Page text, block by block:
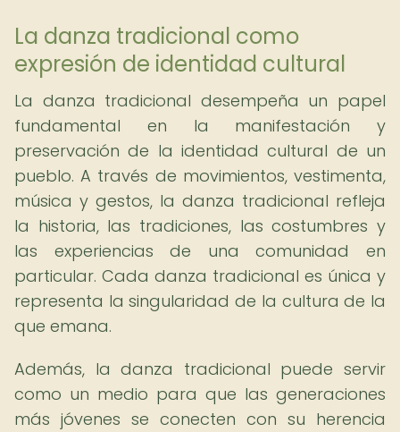
La danza tradicional como
expresión de identidad cultural
La danza tradicional desempeña un papel
fundamental en la manifestación y
preservación de la identidad cultural de un
pueblo. A través de movimientos, vestimenta,
música y gestos, la danza tradicional refleja
la historia, las tradiciones, las costumbres y
las experiencias de una comunidad en
particular. Cada danza tradicional es única y
representa la singularidad de la cultura de la
que emana.
Además, la danza tradicional puede servir
como un medio para que las generaciones
más jóvenes se conecten con su herencia